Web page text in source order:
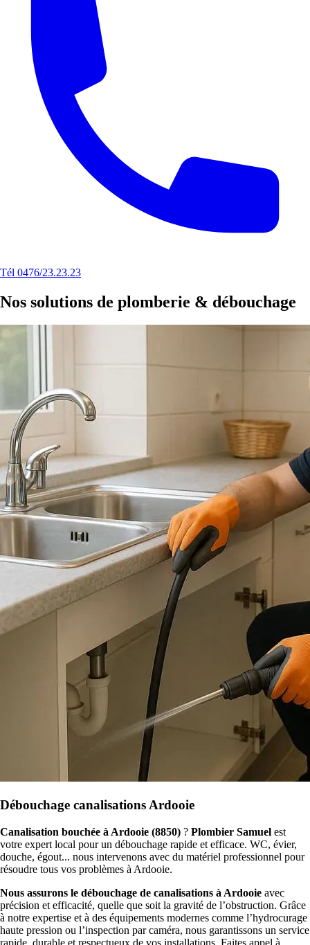
Tél 0476/23.23.23
Nos solutions de plomberie & débouchage
Débouchage canalisations Ardooie
Canalisation bouchée à Ardooie (8850) ? Plombier Samuel est
votre expert local pour un débouchage rapide et efficace. WC, évier,
douche, égout... nous intervenons avec du matériel professionnel pour
résoudre tous vos problèmes à Ardooie.
Nous assurons le débouchage de canalisations à Ardooie avec
précision et efficacité, quelle que soit la gravité de l’obstruction. Grâce
à notre expertise et à des équipements modernes comme l’hydrocurage
haute pression ou l’inspection par caméra, nous garantissons un service
rapide, durable et respectueux de vos installations. Faites appel à